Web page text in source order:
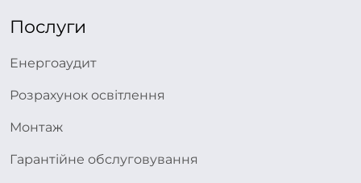
Послуги
Енергоаудит
Розрахунок освітлення
Монтаж
Гарантійне обслуговування